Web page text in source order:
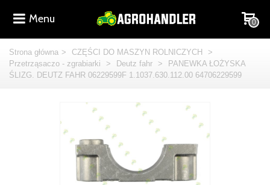
Menu 0
Strona główna > CZĘŚCI DO MASZYN ROLNICZYCH
>
Przetrząsaczo - zgrabiarki
> Deutz fahr >
PANEWKA ŁOŻYSKA
ŚLIZG. DEUTZ FAHR 06229599F 1.1037.630.112.00 64706229599